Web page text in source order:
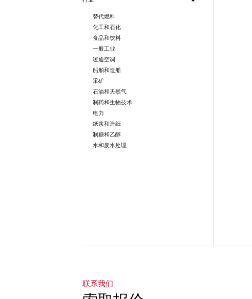
替代燃料
化工和石化
食品和饮料
一般工业
暖通空调
船舶和造船
采矿
石油和天然气
制药和生物技术
电力
纸浆和造纸
制糖和乙醇
水和废水处理
联系我们